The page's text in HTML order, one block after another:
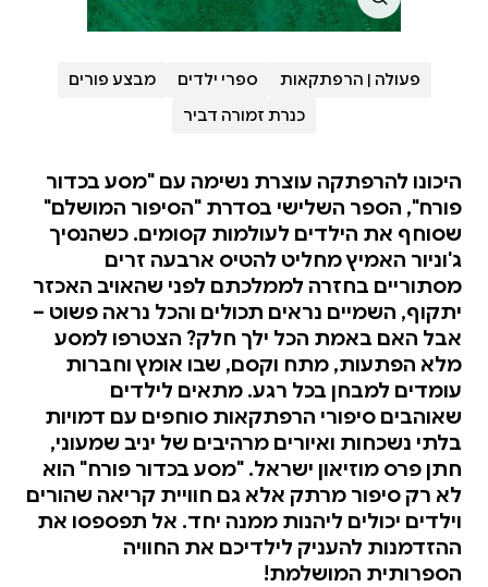
פעולה | הרפתקאות ספרי ילדים
מבצע פורים
כנרת זמורה דביר
היכונו להרפתקה עוצרת נשימה עם "מסע בכדור
פורח", הספר השלישי בסדרת "הסיפור המושלם"
שסוחף את הילדים לעולמות קסומים. כשהנסיך
ג'וניור האמיץ מחליט להטיס ארבעה זרים
מסתוריים בחזרה לממלכתם לפני שהאויב האכזר
יתקוף, השמיים נראים תכולים והכל נראה פשוט –
אבל האם באמת הכל ילך חלק? הצטרפו למסע
מלא הפתעות, מתח וקסם, שבו אומץ וחברות
עומדים למבחן בכל רגע. מתאים לילדים
שאוהבים סיפורי הרפתקאות סוחפים עם דמויות
בלתי נשכחות ואיורים מרהיבים של יניב שמעוני,
חתן פרס מוזיאון ישראל. "מסע בכדור פורח" הוא
לא רק סיפור מרתק אלא גם חוויית קריאה שהורים
וילדים יכולים ליהנות ממנה יחד. אל תפספסו את
ההזדמנות להעניק לילדיכם את החוויה
הספרותית המושלמת!